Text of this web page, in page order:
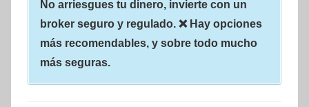
No arriesgues tu dinero, invierte con un
broker seguro y regulado. ❌ Hay opciones
más recomendables, y sobre todo mucho
más seguras.